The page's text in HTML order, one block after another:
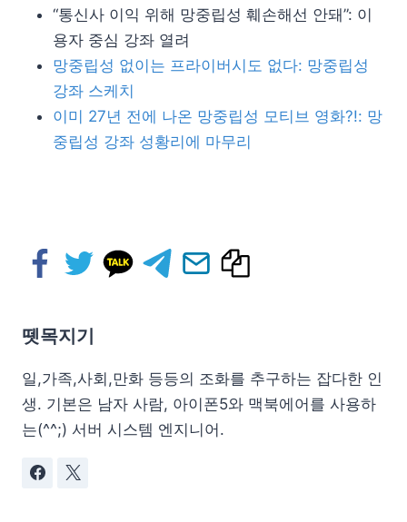
“통신사 이익 위해 망중립성 훼손해선 안돼”: 이
용자 중심 강좌 열려
망중립성 없이는 프라이버시도 없다: 망중립성
강좌 스케치
이미 27년 전에 나온 망중립성 모티브 영화?!: 망
중립성 강좌 성황리에 마무리
뗏목지기
일,가족,사회,만화 등등의 조화를 추구하는 잡다한 인
생. 기본은 남자 사람, 아이폰5와 맥북에어를 사용하
는(^^;) 서버 시스템 엔지니어.